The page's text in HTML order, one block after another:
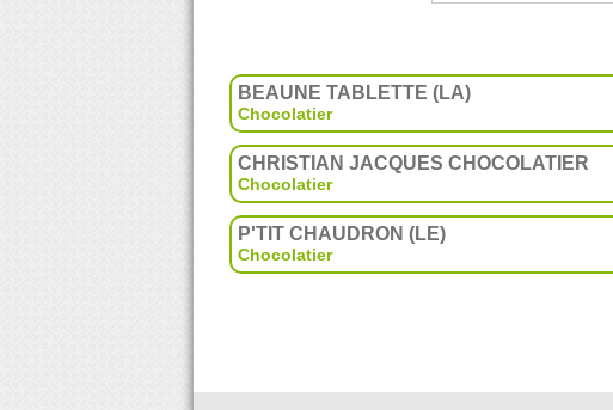
BEAUNE TABLETTE (LA)
Chocolatier
CHRISTIAN JACQUES CHOCOLATIER
Chocolatier
P'TIT CHAUDRON (LE)
Chocolatier